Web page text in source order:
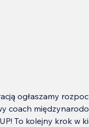
ogłaszamy
coach
To kolejny krok w